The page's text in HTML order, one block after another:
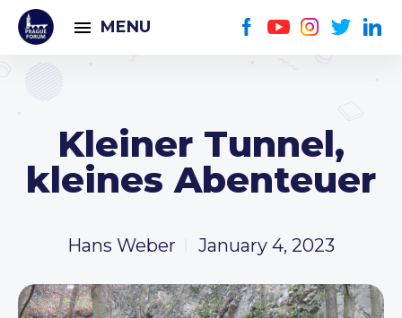
MENU
Kleiner Tunnel,
kleines Abenteuer
Hans Weber January 4, 2023